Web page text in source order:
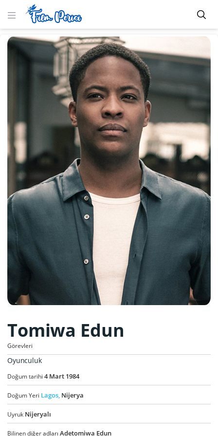
Tomiwa Edun
Görevleri
Oyunculuk
Doğum tarihi 4Mart 1984
Doğum Yeri Lagos, Nijerya
Uyruk Nijeryalı
Bilinen diğer adları Adetomiwa Edun